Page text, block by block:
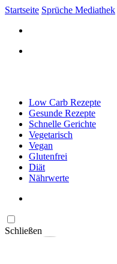
Startseite Sprüche Mediathek
Low Carb Rezepte
Gesunde Rezepte
Schnelle Gerichte
Vegetarisch
Vegan
Glutenfrei
Diät
Nährwerte
Schließen